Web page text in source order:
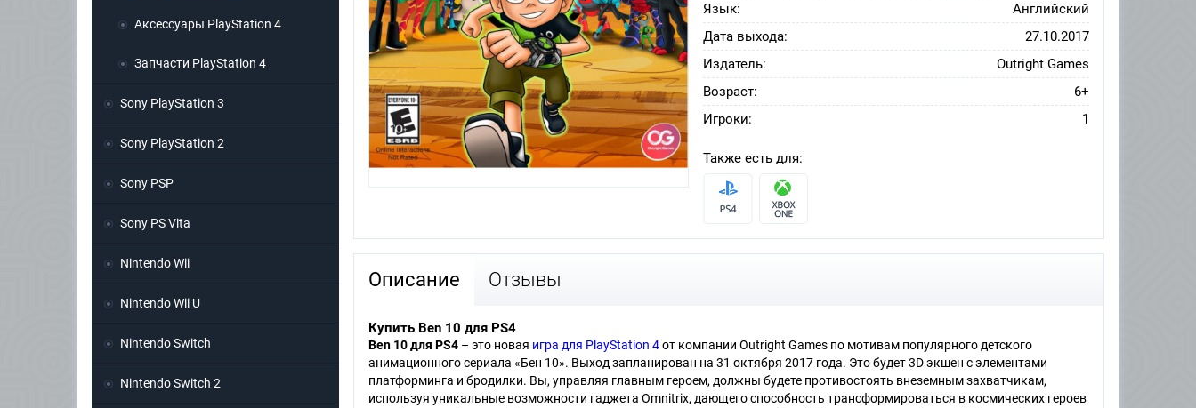
Язык:
Английский
Дата выхода:
27.10.2017
Издатель:
Outright Games
Возраст:
6+
Игроки:
1
Также есть для:
Описание Отзывы
Купить Ben 10 для PS4
Ben 10 для PS4 – это новая игра для PlayStation 4от компании Outright Games по мотивам популярного детского
анимационного сериала «Бен 10». Выход запланирован на 31 октября 2017 года. Это будет 3D экшен с элементами
платформинга и бродилки. Вы, управляя главным героем, должны будете противостоять внеземным захватчикам,
используя уникальные возможности гаджета Omnitrix, дающего способность трансформироваться в космических героев
Аксессуары PlayStation 4
Запчасти PlayStation 4
Sony PlayStation 3
Sony PlayStation 2
Sony PSP
Sony PS Vita
Nintendo Wii
Nintendo Wii U
Nintendo Switch
Nintendo Switch 2